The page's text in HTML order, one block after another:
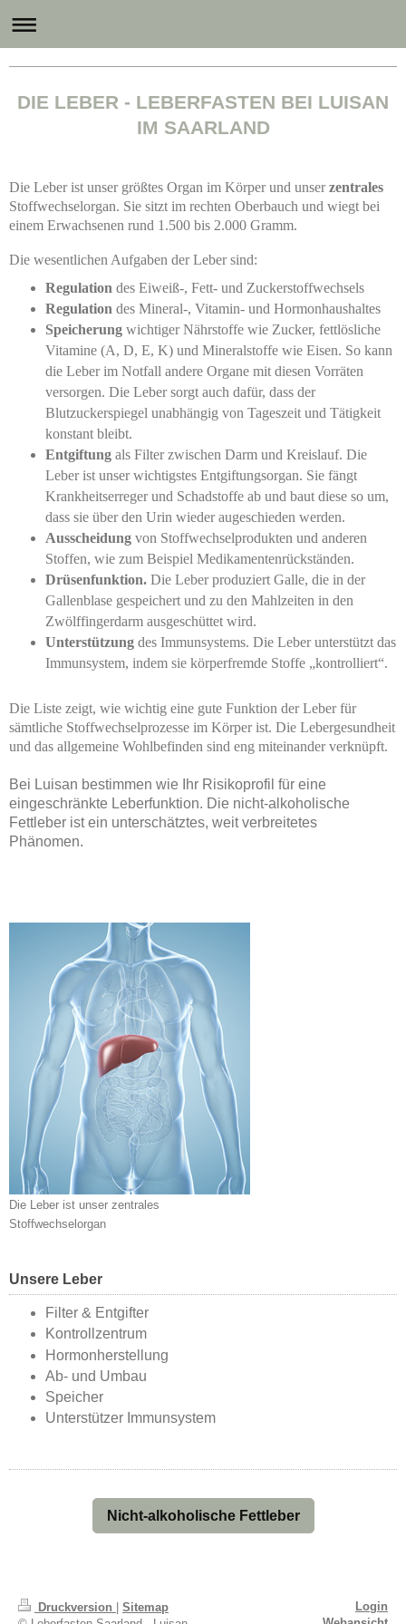
DIE LEBER - LEBERFASTEN BEI LUISAN
IM SAARLAND
Die Leber ist unser größtes Organ im Körper und unserzentrales
Stoffwechselorgan. Sie sitzt im rechten Oberbauch und wiegt bei
einem Erwachsenen rund 1.500 bis 2.000 Gramm.
Die wesentlichen Aufgaben der Leber sind:
Regulation des Eiweiß-, Fett- und Zuckerstoffwechsels
Regulation des Mineral-, Vitamin- und Hormonhaushaltes
Speicherung wichtiger Nährstoffe wie Zucker, fettlösliche
Vitamine (A, D, E, K) und Mineralstoffe wie Eisen. So kann
die Leber im Notfall andere Organe mit diesen Vorräten
versorgen. Die Leber sorgt auch dafür, dass der
Blutzuckerspiegel unabhängig von Tageszeit und Tätigkeit
konstant bleibt.
Entgiftung als Filter zwischen Darm und Kreislauf. Die
Leber ist unser wichtigstes Entgiftungsorgan. Sie fängt
Krankheitserreger und Schadstoffe ab und baut diese so um,
dass sie über den Urin wieder augeschieden werden.
Ausscheidung von Stoffwechselprodukten und anderen
Stoffen, wie zum Beispiel Medikamentenrückständen.
Drüsenfunktion. Die Leber produziert Galle, die in der
Gallenblase gespeichert und zu den Mahlzeiten in den
Zwölffingerdarm ausgeschüttet wird.
Unterstützung des Immunsystems. Die Leber unterstützt das
Immunsystem, indem sie körperfremde Stoffe „kontrolliert“.
Die Liste zeigt, wie wichtig eine gute Funktion der Leber für
sämtliche Stoffwechselprozesse im Körper ist. Die Lebergesundheit
und das allgemeine Wohlbefinden sind eng miteinander verknüpft.
Bei Luisan bestimmen wie Ihr Risikoprofil für eine
eingeschränkte Leberfunktion. Die nicht-alkoholische
Fettleber ist ein unterschätztes, weit verbreitetes
Phänomen.
Die Leber ist unser zentrales
Stoffwechselorgan
Unsere Leber
Filter & Entgifter
Kontrollzentrum
Hormonherstellung
Ab- und Umbau
Speicher
Unterstützer Immunsystem
Nicht-alkoholische Fettleber
Druckversion | Sitemap
Login